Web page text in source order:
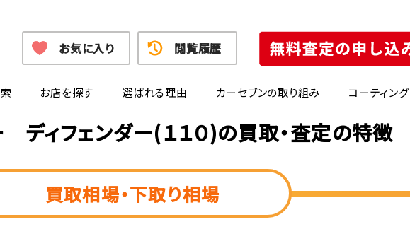
お店を探す 選ばれる理由 カーセブンの取り組み コーティング
お気に入り 閲覧履歴
ディフェンダー(１１０)の買取・査定の特徴
買取相場・下取り相場